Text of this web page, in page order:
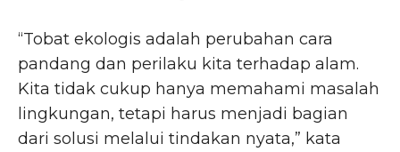
“Tobat ekologis adalah perubahan cara
pandang dan perilaku kita terhadap alam.
Kita tidak cukup hanya memahami masalah
lingkungan, tetapi harus menjadi bagian
dari solusi melalui tindakan nyata,” kata